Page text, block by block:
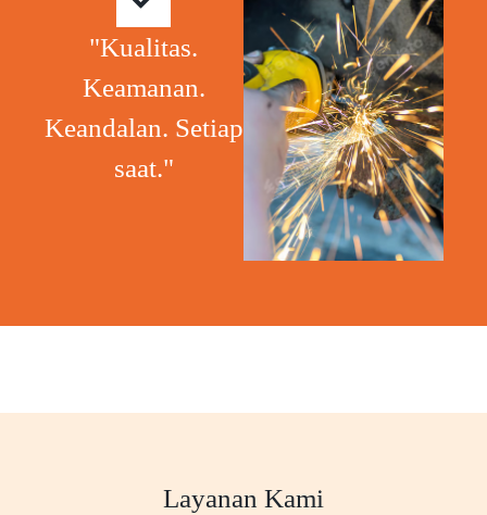
"Kualitas.
Keamanan.
Keandalan. Setiap
saat."
Layanan Kami